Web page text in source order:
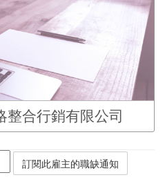
整合行銷有限公司